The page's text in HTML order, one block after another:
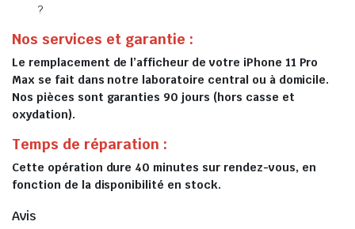
?
Nos services et garantie :
Le remplacement de l’afficheur de votre iPhone 11 Pro
Max se fait dans notre laboratoire central ou à domicile.
Nos pièces sont garanties 90 jours (hors casse et
oxydation).
Temps de réparation :
Cette opération dure 40 minutes sur rendez-vous, en
fonction de la disponibilité en stock.
Avis